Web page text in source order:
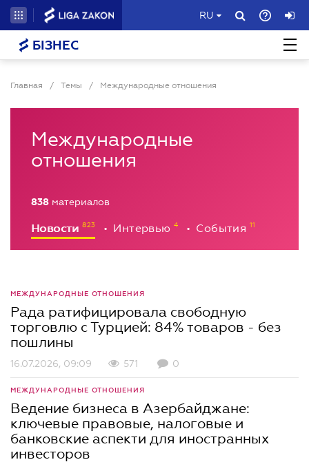
RU
БІЗНЕС
Главная / Темы / Международные отношения
Международные
отношения
838 материалов
Новости • Интервью • События
МЕЖДУНАРОДНЫЕ ОТНОШЕНИЯ
Рада ратифицировала свободную
торговлю с Турцией: 84% товаров - без
пошлины
16.07.2026, 09:09 571 0
МЕЖДУНАРОДНЫЕ ОТНОШЕНИЯ
Ведение бизнеса в Азербайджане:
ключевые правовые, налоговые и
банковские аcпекти для иностранных
инвесторов